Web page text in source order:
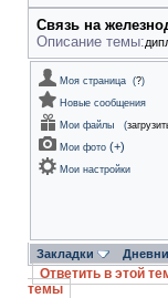
Связь на
Описание темы:
Моя страница (?)
Новые сообщения
Мои файлы
(
Мои фото (+)
Мои настройки
Закладки
Ответить в этой
темы